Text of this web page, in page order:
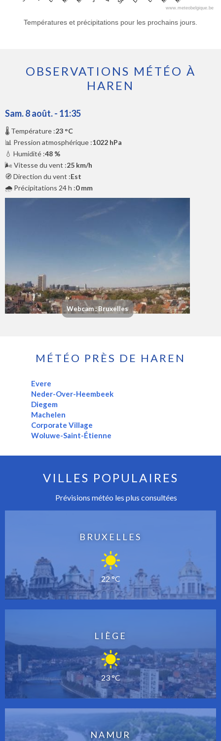
www.meteobelgique.be
Températures et précipitations pour les prochains jours.
OBSERVATIONS MÉTÉO À
HAREN
Sam. 8 août. - 11:35
🌡️ Température :23 °C
📊 Pression atmosphérique :1022 hPa
💧 Humidité :48 %
🌬️ Vitesse du vent :25 km/h
🧭 Direction du vent :Est
🌧️ Précipitations 24 h :0 mm
Webcam : Bruxelles
MÉTÉO PRÈS DE HAREN
Evere
Neder-Over-Heembeek
Diegem
Machelen
Corporate Village
Woluwe-Saint-Étienne
VILLES POPULAIRES
Prévisions météo les plus consultées
BRUXELLES
22 °C
LIÈGE
23 °C
NAMUR